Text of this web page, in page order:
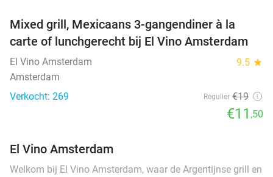
Mixed grill, Mexicaans 3-gangendiner à la
carte of lunchgerecht bij El Vino Amsterdam
El Vino Amsterdam 9.5 star
Amsterdam
Verkocht: 269
Regulier €19
€11 ,50
El Vino Amsterdam
Welkom bij El Vino Amsterdam, waar de Argentijnse grill en